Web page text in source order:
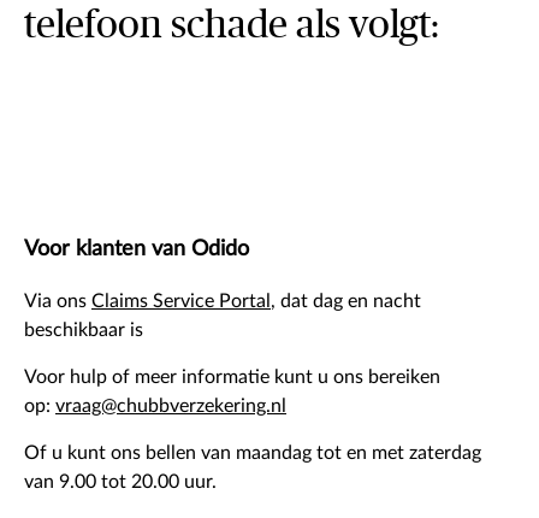
telefoon schade als volgt:
Voor klanten van Odido
Via ons Claims Service Portal , dat dag en nacht
beschikbaar is
Voor hulp of meer informatie kunt u ons bereiken
op: vraag@chubbverzekering.nl
Of u kunt ons bellen van maandag tot en met zaterdag
van 9.00 tot 20.00 uur.